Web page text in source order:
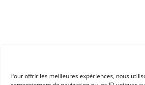
Pour offrir les meilleures expériences, nous